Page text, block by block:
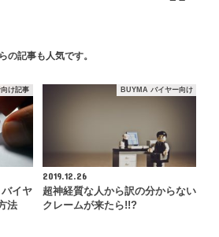
の記事も人気です。
け記事
イヤ
法
BUYMA バイヤー向け
2019.12.26
超神経質な人から訳の分からない
クレームが来たら!!?